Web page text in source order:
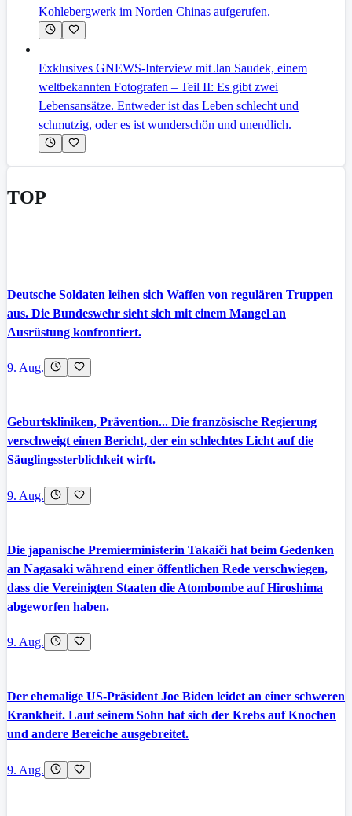
Kohlebergwerk im Norden Chinas aufgerufen.
Exklusives GNEWS-Interview mit Jan Saudek, einem
weltbekannten Fotografen – Teil II: Es gibt zwei
Lebensansätze. Entweder ist das Leben schlecht und
schmutzig, oder es ist wunderschön und unendlich.
TOP
Deutsche Soldaten leihen sich Waffen von regulären Truppen
aus. Die Bundeswehr sieht sich mit einem Mangel an
Ausrüstung konfrontiert.
9. Aug.
Geburtskliniken, Prävention... Die französische Regierung
verschweigt einen Bericht, der ein schlechtes Licht auf die
Säuglingssterblichkeit wirft.
9. Aug.
Die japanische Premierministerin Takaiči hat beim Gedenken
an Nagasaki während einer öffentlichen Rede verschwiegen,
dass die Vereinigten Staaten die Atombombe auf Hiroshima
abgeworfen haben.
9. Aug.
Der ehemalige US-Präsident Joe Biden leidet an einer schweren
Krankheit. Laut seinem Sohn hat sich der Krebs auf Knochen
und andere Bereiche ausgebreitet.
9. Aug.